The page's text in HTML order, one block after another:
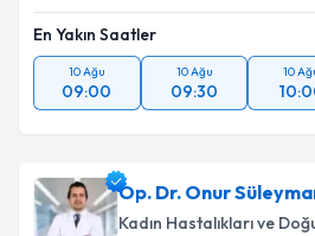
En Yakın Saatler
10 Ağu
09:00
10 Ağu
09:30
10
Op. Dr. Onur
Kadın Hastalıkları ve